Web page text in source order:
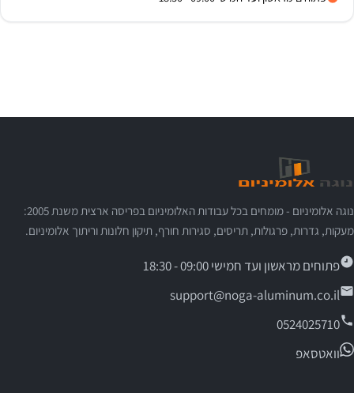
נוגה אלומיניום - מומחים בכל עבודות האלומיניום בפריסה ארצית משנת 2005:
מעקות, גדרות, פרגולות, תריסים, סגירות חורף, תיקון חלונות וריתוך אלומיניום.
פתוחים מראשון ועד חמישי 09:00 - 18:30
support@noga-aluminum.co.il
0524025710
וואטסאפ